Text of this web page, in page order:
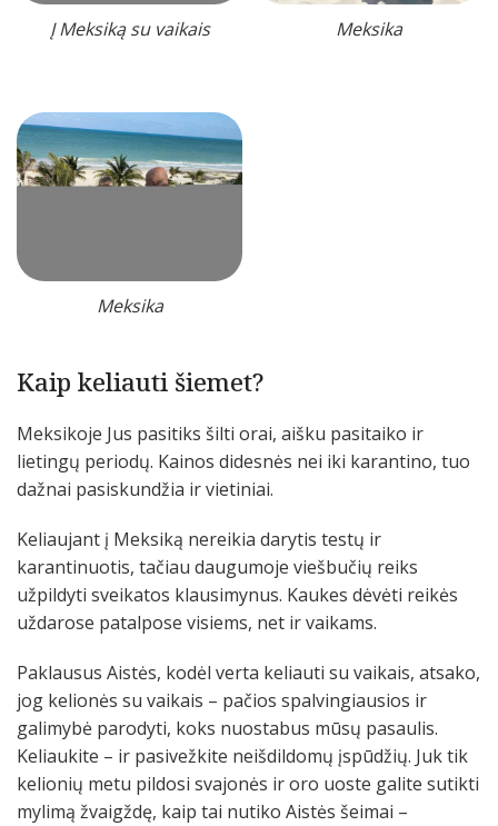
Į Meksiką su vaikais Meksika
Meksika
Kaip keliauti šiemet?
Meksikoje Jus pasitiks šilti orai, aišku pasitaiko ir
lietingų periodų. Kainos didesnės nei iki karantino, tuo
dažnai pasiskundžia ir vietiniai.
Keliaujant į Meksiką nereikia darytis testų ir
karantinuotis, tačiau daugumoje viešbučių reiks
užpildyti sveikatos klausimynus. Kaukes dėvėti reikės
uždarose patalpose visiems, net ir vaikams.
Paklausus Aistės, kodėl verta keliauti su vaikais, atsako,
jog kelionės su vaikais – pačios spalvingiausios ir
galimybė parodyti, koks nuostabus mūsų pasaulis.
Keliaukite – ir pasivežkite neišdildomų įspūdžių. Juk tik
kelionių metu pildosi svajonės ir oro uoste galite sutikti
mylimą žvaigždę, kaip tai nutiko Aistės šeimai –